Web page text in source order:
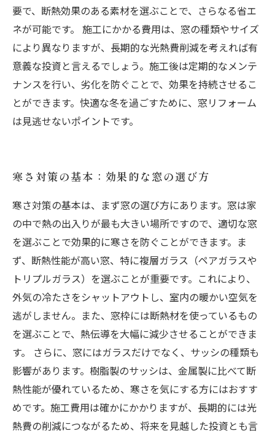
要で、断熱効果のある素材を選ぶことで、さらなる省エ
ネが可能です。 施工にかかる費用は、窓の種類やサイズ
により異なりますが、長期的な光熱費削減を考えれば有
意義な投資と言えるでしょう。施工後は定期的なメンテ
ナンスを行い、劣化を防ぐことで、効果を持続させるこ
とができます。快適な冬を過ごすために、窓リフォーム
は見逃せないポイントです。
寒さ対策の基本：効果的な窓の選び方
寒さ対策の基本は、まず窓の選び方にあります。窓は家
の中で熱の出入りが最も大きい場所ですので、適切な窓
を選ぶことで効果的に寒さを防ぐことができます。ま
ず、断熱性能が高い窓、特に複層ガラス（ペアガラスや
トリプルガラス）を選ぶことが重要です。これにより、
外気の冷たさをシャットアウトし、室内の暖かい空気を
逃がしません。また、窓枠には断熱材を使っているもの
を選ぶことで、熱伝導を大幅に減少させることができま
す。 さらに、窓にはガラスだけでなく、サッシの種類も
影響があります。樹脂製のサッシは、金属製に比べて断
熱性能が優れているため、寒さを気にする方にはおすす
めです。施工費用は確かにかかりますが、長期的には光
熱費の削減につながるため、将来を見越した投資とも言